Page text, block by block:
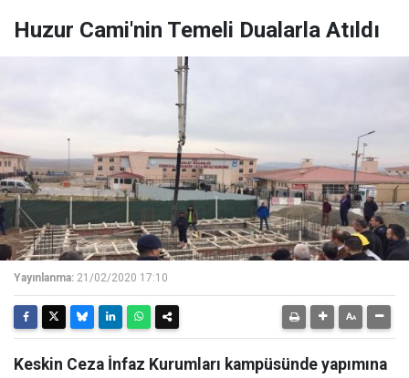
Huzur Cami'nin Temeli Dualarla Atıldı
Yayınlanma: 21/02/2020 17:10
Keskin Ceza İnfaz Kurumları kampüsünde yapımına